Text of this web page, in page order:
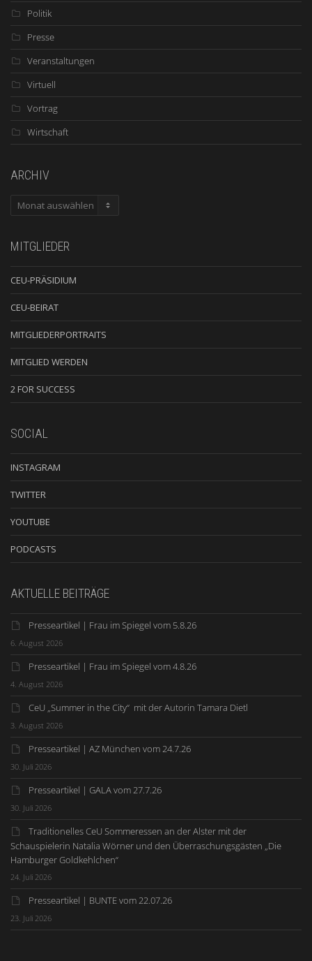
Politik
Presse
Veranstaltungen
Virtuell
Vortrag
Wirtschaft
ARCHIV
ARCHIV
MITGLIEDER
CEU-PRÄSIDIUM
CEU-BEIRAT
MITGLIEDERPORTRAITS
MITGLIED WERDEN
2 FOR SUCCESS
SOCIAL
INSTAGRAM
TWITTER
YOUTUBE
PODCASTS
AKTUELLE BEITRÄGE
Presseartikel | Frau im Spiegel vom 5.8.26
6. August 2026
Presseartikel | Frau im Spiegel vom 4.8.26
4. August 2026
CeU „Summer in the City“ mit der Autorin Tamara Dietl
3. August 2026
Presseartikel | AZ München vom 24.7.26
30. Juli 2026
Presseartikel | GALA vom 27.7.26
30. Juli 2026
Traditionelles CeU Sommeressen an der Alster mit der
Schauspielerin Natalia Wörner und den Überraschungsgästen „Die
Hamburger Goldkehlchen“
24. Juli 2026
Presseartikel | BUNTE vom 22.07.26
23. Juli 2026